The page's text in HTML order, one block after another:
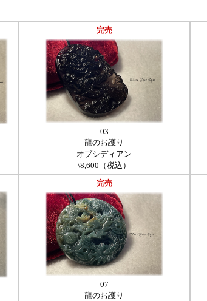
完売
03
龍のお護り
オブシディアン
\8,600（税込）
完売
07
龍のお護り